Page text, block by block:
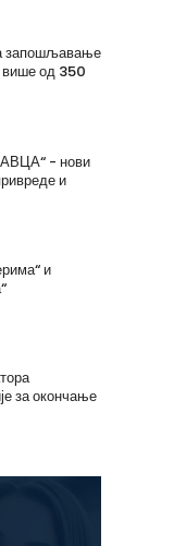
запошљавање
од 350
- нови
и
и
за окончање